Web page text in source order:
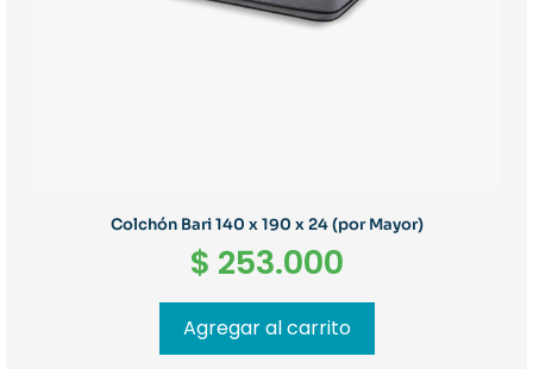
Colchón Bari 140 x 190 x 24 (por Mayor)
$ 253.000
Agregar al carrito